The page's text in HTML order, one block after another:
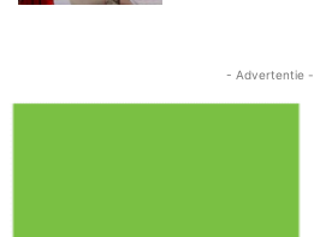
- Advertentie -